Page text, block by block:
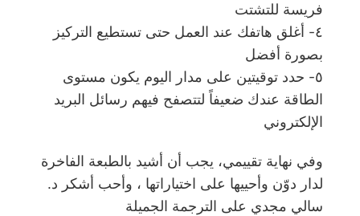
فريسة للتشتت
٤- أغلق هاتفك عند العمل حتى تستطيع التركيز
بصورة أفضل
٥- حدد توقيتين على مدار اليوم يكون مستوى
الطاقة عندك ضعيفاً لتتصفح فيهم رسائل البريد
الإلكتروني
وفي نهاية تقييمي، يجب أن أشيد بالطبعة الفاخرة
لدار دوّن وأحييها على اختياراتها ، وأحب أشكر د.
سالي مجدي على الترجمة الجميلة